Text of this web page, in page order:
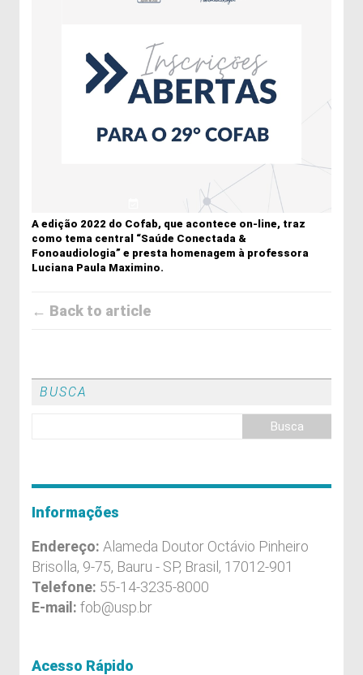
A edição 2022 do Cofab, que acontece on-line, traz
como tema central “Saúde Conectada &
Fonoaudiologia” e presta homenagem à professora
Luciana Paula Maximino.
← Back to article
BUSCA
Informações
Endereço: Alameda Doutor Octávio Pinheiro
Brisolla, 9-75, Bauru - SP, Brasil, 17012-901
Telefone: 55-14-3235-8000
E-mail: fob@usp.br
Acesso Rápido